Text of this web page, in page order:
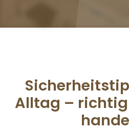
Alltag –